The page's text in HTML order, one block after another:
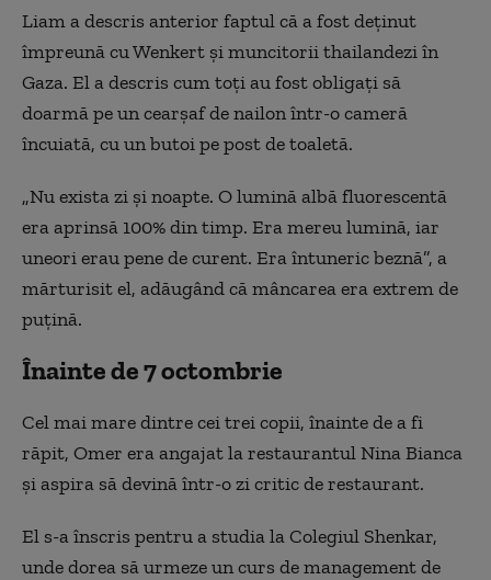
Liam a descris anterior faptul că a fost deţinut
împreună cu Wenkert şi muncitorii thailandezi în
Gaza. El a descris cum toţi au fost obligaţi să
doarmă pe un cearşaf de nailon într-o cameră
încuiată, cu un butoi pe post de toaletă.
„Nu exista zi şi noapte. O lumină albă fluorescentă
era aprinsă 100% din timp. Era mereu lumină, iar
uneori erau pene de curent. Era întuneric beznă”, a
mărturisit el, adăugând că mâncarea era extrem de
puţină.
Înainte de 7 octombrie
Cel mai mare dintre cei trei copii, înainte de a fi
răpit, Omer era angajat la restaurantul Nina Bianca
şi aspira să devină într-o zi critic de restaurant.
El s-a înscris pentru a studia la Colegiul Shenkar,
unde dorea să urmeze un curs de management de